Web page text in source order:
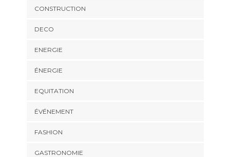
CONSTRUCTION
DECO
ENERGIE
ÉNERGIE
EQUITATION
ÉVÉNEMENT
FASHION
GASTRONOMIE